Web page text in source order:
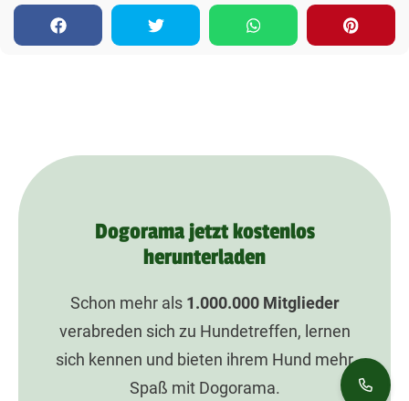
Dogorama jetzt kostenlos
herunterladen
Schon mehr als 1.000.000Mitglieder
verabreden sich zu Hundetreffen, lernen
sich kennen und bieten ihrem Hund mehr
Spaß mit Dogorama.